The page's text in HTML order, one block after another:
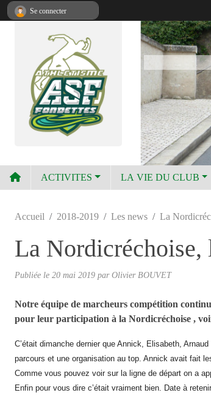
ACTIVITES LA VIE DU CLUB
Accueil 2018-2019 Les news La
La Nordicréchoise,
Publiée le 20 mai 2019 par Olivier BOUVET
Notre équipe de marcheurs compétition
pour leur participation à la Nordicréchoise ,
C’était dimanche dernier que Annick, Elisabeth,
parcours et une organisation au top. Annick avait fait
Comme vous pouvez voir sur la ligne de départ on a
Enfin pour vous dire c’était vraiment bien. Date à
Se connecter
Panneau de gestion des cookies